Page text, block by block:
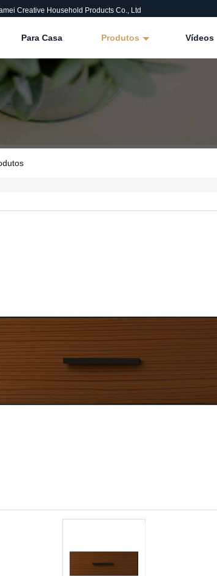
Creative Household Products Co., Ltd
Para Casa Produtos Vídeos